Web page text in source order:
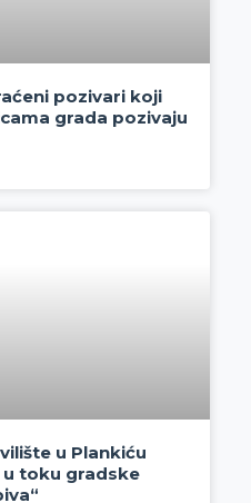
pozivari koji
grada pozivaju
u Plankiću
u toku gradske